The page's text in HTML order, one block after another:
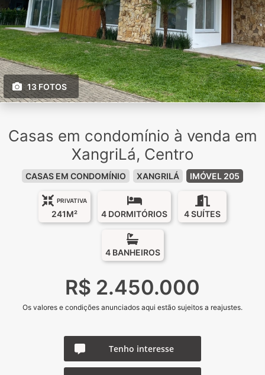
13 FOTOS
Casas em condomínio à venda em
XangriLá, Centro
CASAS EM CONDOMÍNIO XANGRILÁ IMÓVEL 205
PRIVATIVA
241M² 4 DORMITÓRIOS 4 SUÍTES
4 BANHEIROS
R$ 2.450.000
Os valores e condições anunciados aqui estão sujeitos a reajustes.
Tenho interesse